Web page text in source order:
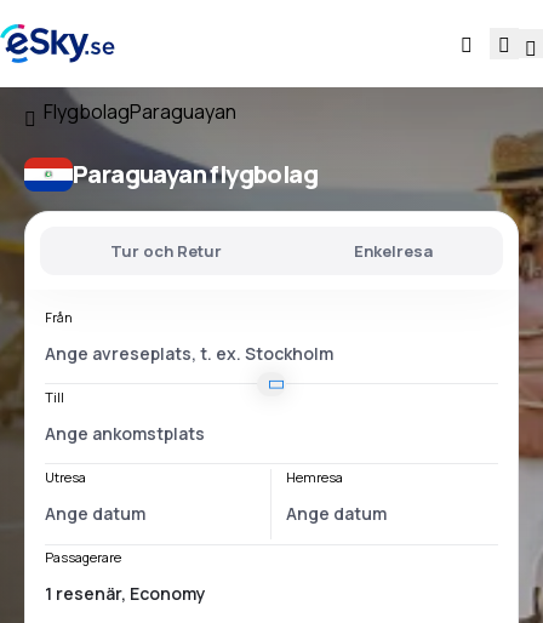
FlygbolagParaguayan
Paraguayan flygbolag
Tur och Retur Enkelresa
Från
Till
Utresa Hemresa
Passagerare